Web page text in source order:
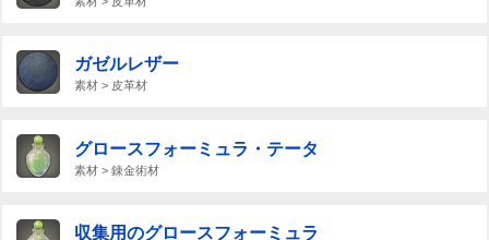
ガゼルレザー
素材 > 皮革材
グロースフォーミュラ・テータ
素材 > 錬金術材
収集用のグロースフォーミュラ